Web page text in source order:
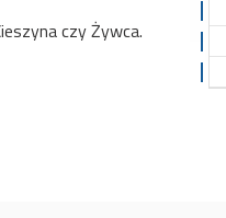
czy Żywca.